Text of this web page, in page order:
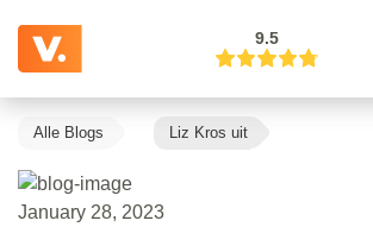
9.5
Alle Blogs Liz Kros uit
January 28, 2023